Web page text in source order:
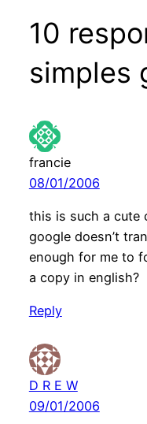
10
simples
francie
08/01/2006
this is such a cute
google doesn’t
enough for me to
a copy in english?
Reply
D R E W
09/01/2006